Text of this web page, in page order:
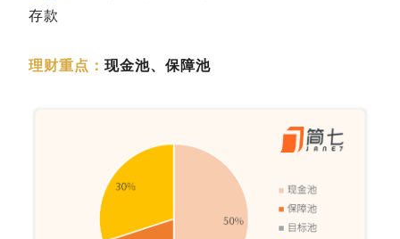
存款
理财重点： 现金池、保障池